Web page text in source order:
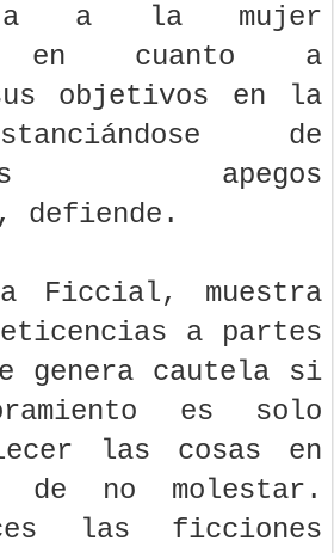
a la mujer
en cuanto a
objetivos en la
de
apegos
defiende.
Ficcial, muestra
a partes
genera cautela si
es solo
las cosas en
de no molestar.
las ficciones